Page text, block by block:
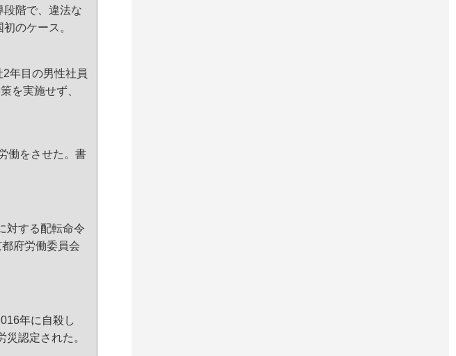
階で、違法な
のケース。
年目の男性社員
を実施せず、
働をさせた。書
対する配転命令
府労働委員会
年に自殺し
認定された。